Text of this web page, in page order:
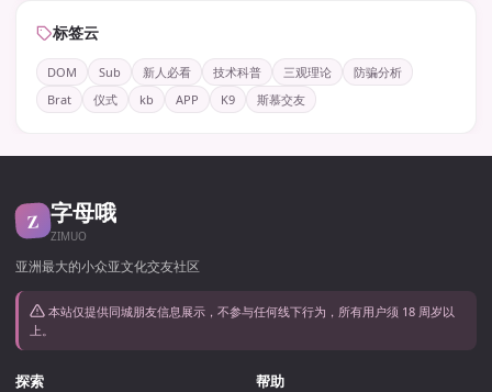
标签云
DOM Sub 新人必看 技术科普 三观理论
防骗分析
Brat
仪式 kb APP K9 斯慕交友
Z 字母哦
ZIMUO
亚洲最大的小众亚文化交友社区
本站仅提供同城朋友信息展示，不参与任何线下行为，所有用户须 18 周岁以
上。
探索 帮助